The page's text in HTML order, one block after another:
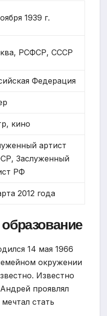
1939 г.
РСФСР, СССР
Федерация
кино
артист
Заслуженный
РФ
2012 года
14 мая 1966
окружении
Известно
проявлял
стать